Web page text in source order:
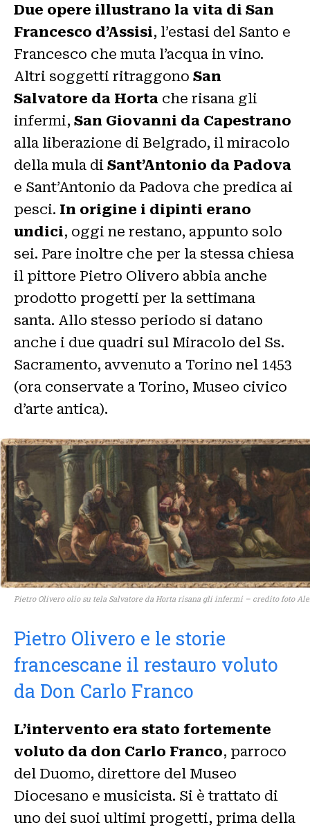
Due opere illustrano la vita di San
Francesco d’Assisi, l’estasi del Santo e
Francesco che muta l’acqua in vino.
Altri soggetti ritraggono San
Salvatore da Horta che risana gli
infermi, San Giovanni da Capestrano
alla liberazione di Belgrado, il miracolo
della mula di Sant’Antonio da Padova
e Sant’Antonio da Padova che predica ai
pesci. In origine i dipinti erano
undici, oggi ne restano, appunto solo
sei. Pare inoltre che per la stessa chiesa
il pittore Pietro Olivero abbia anche
prodotto progetti per la settimana
santa. Allo stesso periodo si datano
anche i due quadri sul Miracolo del Ss.
Sacramento, avvenuto a Torino nel 1453
(ora conservate a Torino, Museo civico
d’arte antica).
Pietro Olivero olio su tela Salvatore da Horta risana gli infermi – credito foto
Pietro Olivero e le storie
francescane il restauro voluto
da Don Carlo Franco
L’intervento era stato fortemente
voluto da don Carlo Franco, parroco
del Duomo, direttore del Museo
Diocesano e musicista. Si è trattato di
uno dei suoi ultimi progetti, prima della